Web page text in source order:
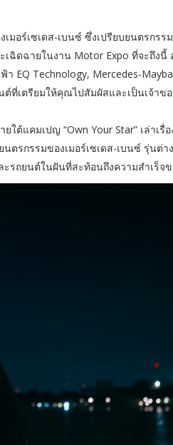
มอร์เซเดส-เบนซ์ ซึ่งเปรียบยนตรกรร
ฉิดฉายในงาน Motor Expo ที่จะถึงนี้
EQ Technology, Mercedes-
ต์ที่เตรียมให้คุณไปสัมผัสและเป็นเจ้าข
ต้แคมเปญ “Own Your Star” เล่าเรื่
ตรกรรมของเมอร์เซเดส-เบนซ์ รุ่นต่า
ะรถยนต์ในฝันที่สะท้อนถึงความสำเร็จ